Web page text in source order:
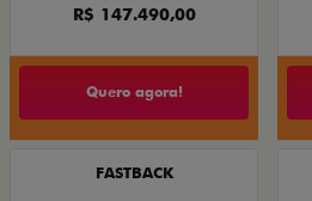
R$ 147.490,00
Quero agora!
FASTBACK